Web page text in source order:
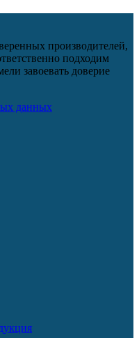
производителей,
подходим
завоевать доверие
данных